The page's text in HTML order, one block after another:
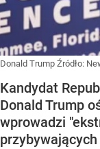
Donald Trump Źródło:
Kandydat
Donald Trump
wprowadzi